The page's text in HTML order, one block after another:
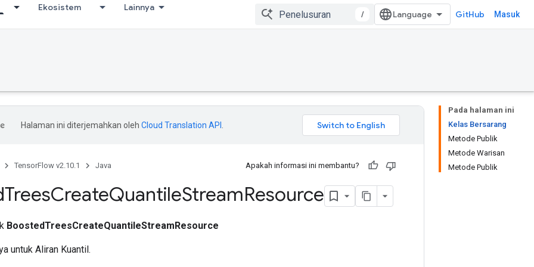
Ekosistem Lainnya
/ GitHub Masuk
Pada halaman ini
Kelas Bersarang
Metode Publik
Metode Warisan
Metode Publik
Halaman ini diterjemahkan oleh Cloud Translation API
TensorFlow v2.10.1 Java Apakah informasi ini membantu?
TreesCreateQuantileStreamResource
BoostedTreesCreateQuantileStreamResource
untuk Aliran Kuantil.